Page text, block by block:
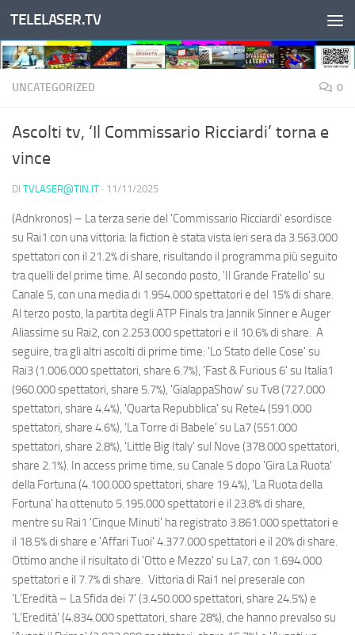
Salta al contenuto
TELELASER.TV
UNCATEGORIZED 0
Ascolti tv, ‘Il Commissario Ricciardi’ torna e
vince
DI TVLASER@TIN.IT · 11/11/2025
(Adnkronos) – La terza serie del 'Commissario Ricciardi' esordisce
su Rai1 con una vittoria: la fiction è stata vista ieri sera da 3.563.000
spettatori con il 21.2% di share, risultando il programma più seguito
tra quelli del prime time. Al secondo posto, 'Il Grande Fratello' su
Canale 5, con una media di 1.954.000 spettatori e del 15% di share.
Al terzo posto, la partita degli ATP Finals tra Jannik Sinner e Auger
Aliassime su Rai2, con 2.253.000 spettatori e il 10.6% di share. A
seguire, tra gli altri ascolti di prime time: 'Lo Stato delle Cose' su
Rai3 (1.006.000 spettatori, share 6.7%), 'Fast & Furious 6' su Italia1
(960.000 spettatori, share 5.7%), 'GialappaShow' su Tv8 (727.000
spettatori, share 4.4%), 'Quarta Repubblica' su Rete4 (591.000
spettatori, share 4.6%), 'La Torre di Babele' su La7 (551.000
spettatori, share 2.8%), 'Little Big Italy' sul Nove (378.000 spettatori,
share 2.1%). In access prime time, su Canale 5 dopo 'Gira La Ruota'
della Fortuna (4.100.000 spettatori, share 19.4%), 'La Ruota della
Fortuna' ha ottenuto 5.195.000 spettatori e il 23.8% di share,
mentre su Rai1 'Cinque Minuti' ha registrato 3.861.000 spettatori e
il 18.5% di share e 'Affari Tuoi' 4.377.000 spettatori e il 20% di share.
Ottimo anche il risultato di 'Otto e Mezzo' su La7, con 1.694.000
spettatori e il 7.7% di share. Vittoria di Rai1 nel preserale con
'L’Eredità – La Sfida dei 7' (3.450.000 spettatori, share 24.5%) e
'L’Eredità' (4.834.000 spettatori, share 28%), che hanno prevalso su